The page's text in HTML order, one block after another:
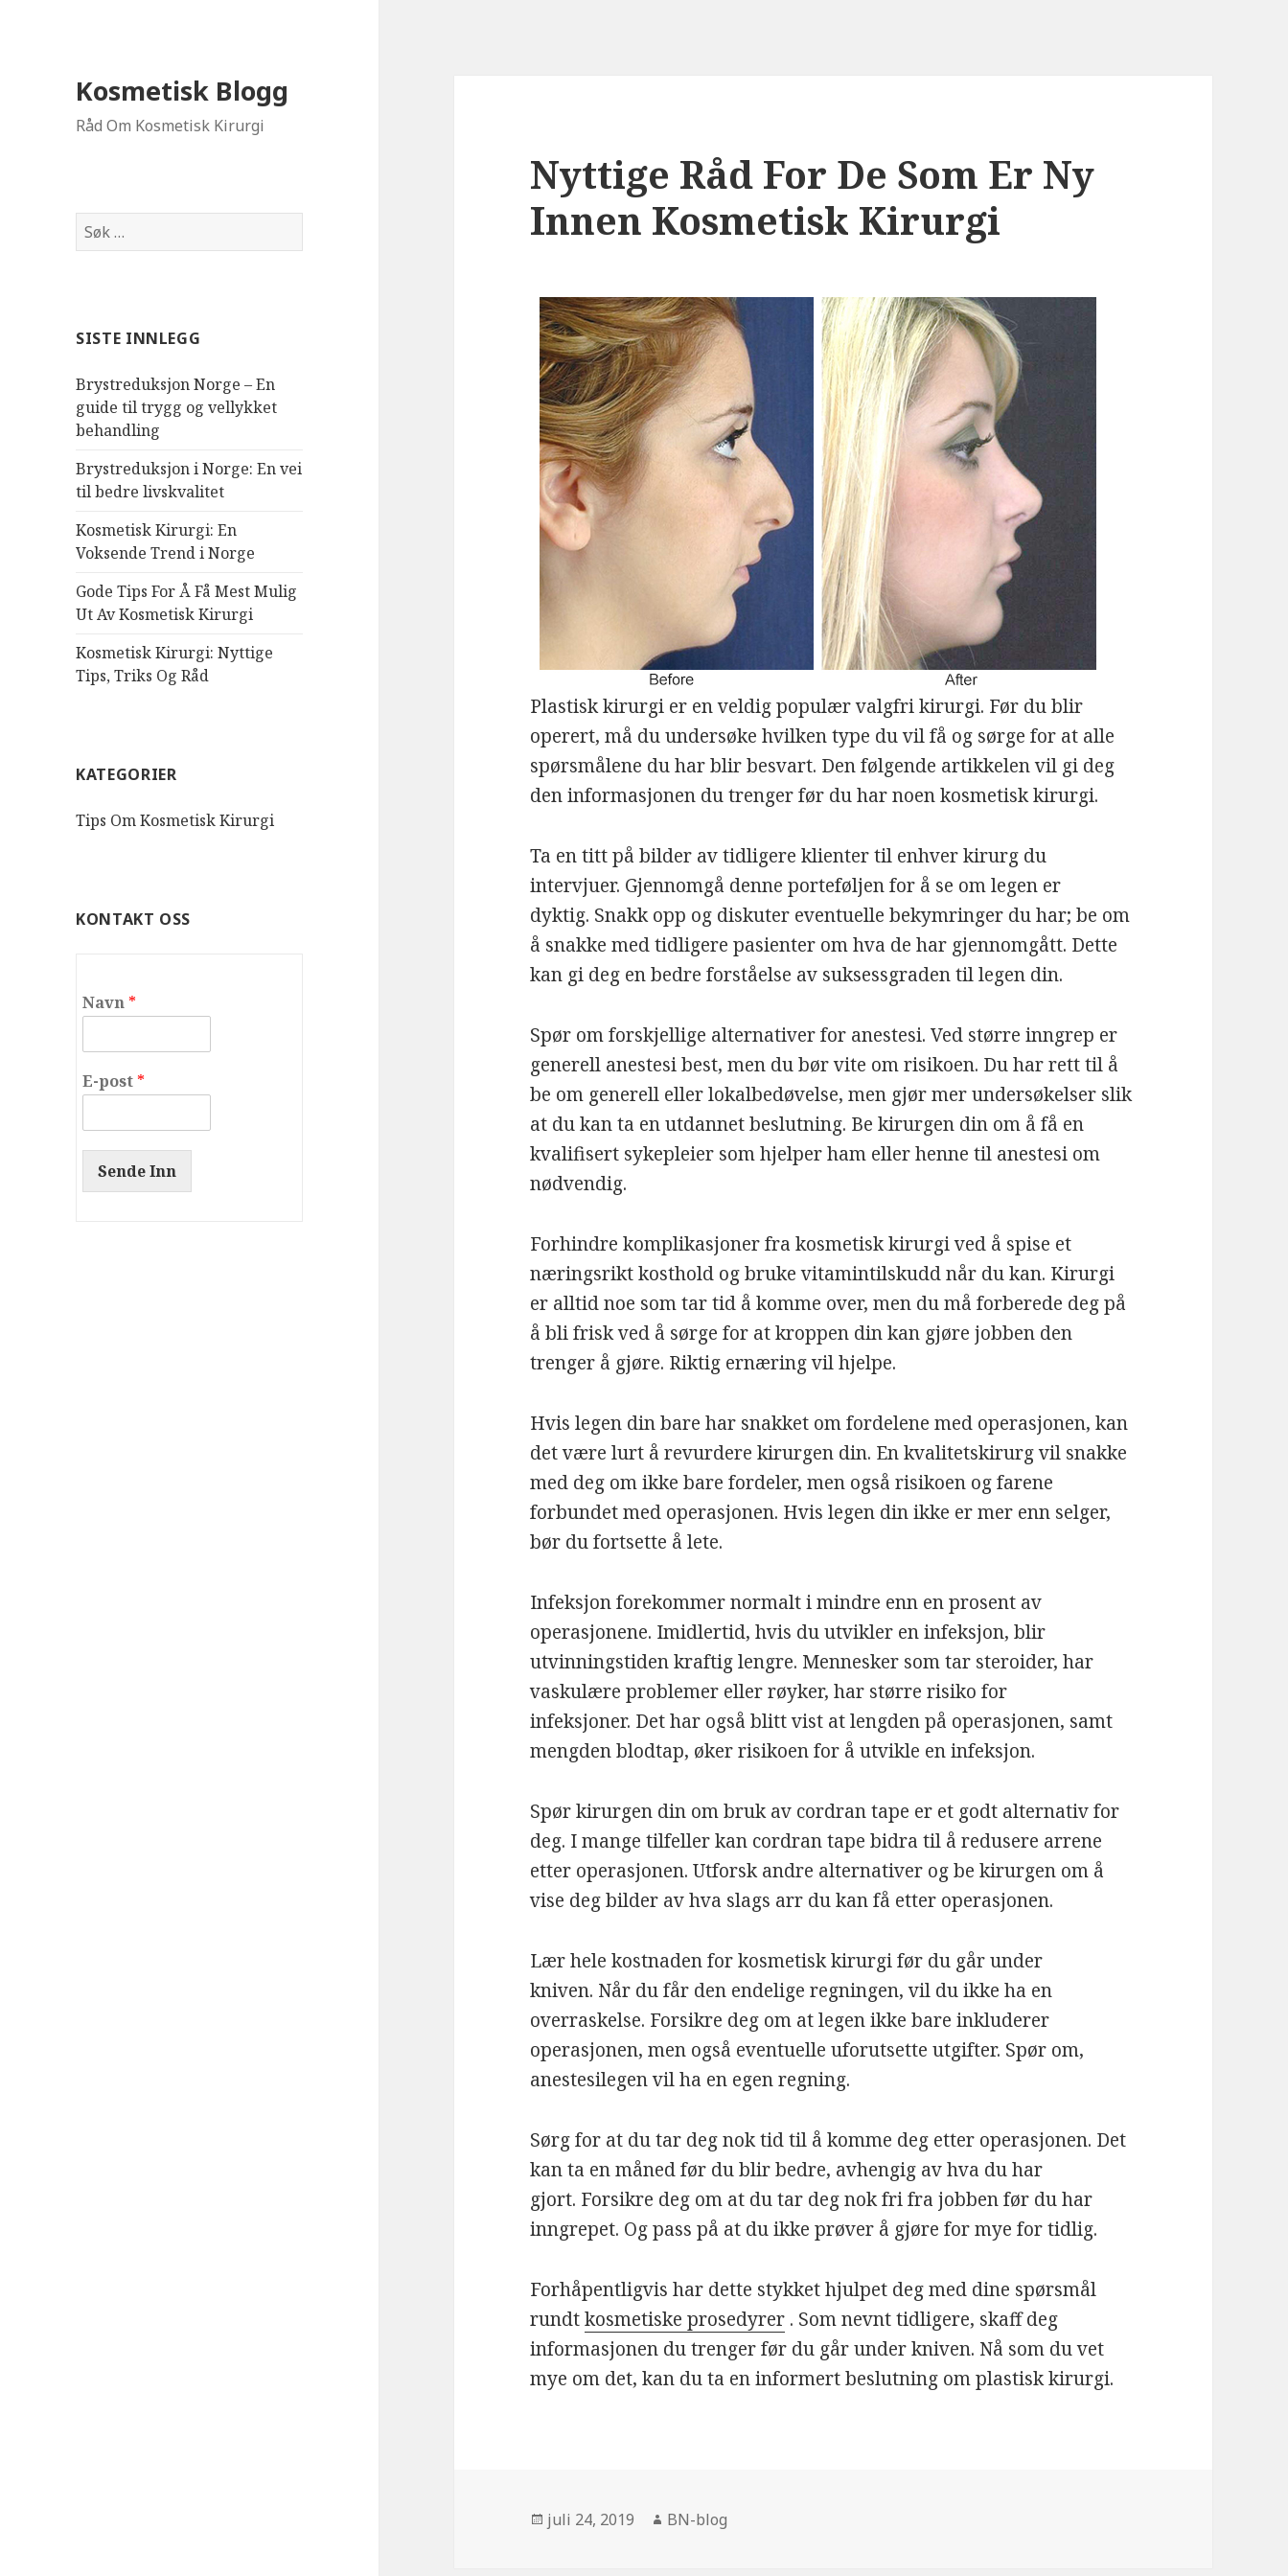
Kosmetisk Blogg
Råd Om Kosmetisk Kirurgi
Søk
etter:
SISTE INNLEGG
Brystreduksjon Norge – En
guide til trygg og vellykket
behandling
Brystreduksjon i Norge: En vei
til bedre livskvalitet
Kosmetisk Kirurgi: En
Voksende Trend i Norge
Gode ​​Tips For Å Få Mest Mulig
Ut Av Kosmetisk Kirurgi
Kosmetisk Kirurgi: Nyttige
Tips, Triks Og Råd
KATEGORIER
Tips Om Kosmetisk Kirurgi
KONTAKT OSS
Navn *
E-post *
Sende Inn
Nyttige Råd For De Som Er Ny
Innen Kosmetisk Kirurgi
Plastisk kirurgi er en veldig populær valgfri kirurgi. Før du blir
operert, må du undersøke hvilken type du vil få og sørge for at alle
spørsmålene du har blir besvart. Den følgende artikkelen vil gi deg
den informasjonen du trenger før du har noen kosmetisk kirurgi.
Ta en titt på bilder av tidligere klienter til enhver kirurg du
intervjuer. Gjennomgå denne porteføljen for å se om legen er
dyktig. Snakk opp og diskuter eventuelle bekymringer du har; be om
å snakke med tidligere pasienter om hva de har gjennomgått. Dette
kan gi deg en bedre forståelse av suksessgraden til legen din.
Spør om forskjellige alternativer for anestesi. Ved større inngrep er
generell anestesi best, men du bør vite om risikoen. Du har rett til å
be om generell eller lokalbedøvelse, men gjør mer undersøkelser slik
at du kan ta en utdannet beslutning. Be kirurgen din om å få en
kvalifisert sykepleier som hjelper ham eller henne til anestesi om
nødvendig.
Forhindre komplikasjoner fra kosmetisk kirurgi ved å spise et
næringsrikt kosthold og bruke vitamintilskudd når du kan. Kirurgi
er alltid noe som tar tid å komme over, men du må forberede deg på
å bli frisk ved å sørge for at kroppen din kan gjøre jobben den
trenger å gjøre. Riktig ernæring vil hjelpe.
Hvis legen din bare har snakket om fordelene med operasjonen, kan
det være lurt å revurdere kirurgen din. En kvalitetskirurg vil snakke
med deg om ikke bare fordeler, men også risikoen og farene
forbundet med operasjonen. Hvis legen din ikke er mer enn selger,
bør du fortsette å lete.
Infeksjon forekommer normalt i mindre enn en prosent av
operasjonene. Imidlertid, hvis du utvikler en infeksjon, blir
utvinningstiden kraftig lengre. Mennesker som tar steroider, har
vaskulære problemer eller røyker, har større risiko for
infeksjoner. Det har også blitt vist at lengden på operasjonen, samt
mengden blodtap, øker risikoen for å utvikle en infeksjon.
Spør kirurgen din om bruk av cordran tape er et godt alternativ for
deg. I mange tilfeller kan cordran tape bidra til å redusere arrene
etter operasjonen. Utforsk andre alternativer og be kirurgen om å
vise deg bilder av hva slags arr du kan få etter operasjonen.
Lær hele kostnaden for kosmetisk kirurgi før du går under
kniven. Når du får den endelige regningen, vil du ikke ha en
overraskelse. Forsikre deg om at legen ikke bare inkluderer
operasjonen, men også eventuelle uforutsette utgifter. Spør om,
anestesilegen vil ha en egen regning.
Sørg for at du tar deg nok tid til å komme deg etter operasjonen. Det
kan ta en måned før du blir bedre, avhengig av hva du har
gjort. Forsikre deg om at du tar deg nok fri fra jobben før du har
inngrepet. Og pass på at du ikke prøver å gjøre for mye for tidlig.
Forhåpentligvis har dette stykket hjulpet deg med dine spørsmål
rundtkosmetiske prosedyrer . Som nevnt tidligere, skaff deg
informasjonen du trenger før du går under kniven. Nå som du vet
mye om det, kan du ta en informert beslutning om plastisk kirurgi.
Publisert
juli 24, 2019 Forfatter
BN-blog